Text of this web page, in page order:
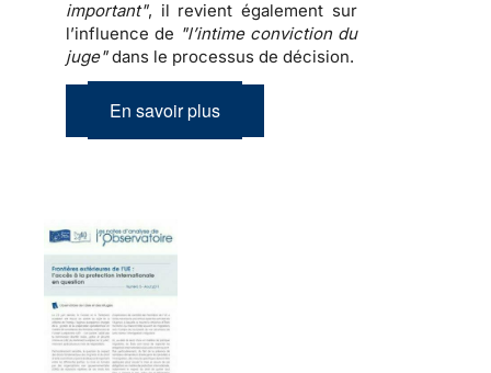
important", il revient également sur
l’influence de "l’intime conviction du
juge"dans le processus de décision.
En savoir plus